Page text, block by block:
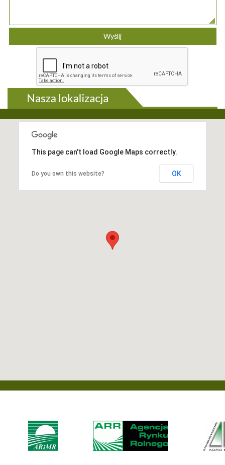
This page can't load Google Maps correctly.
Do you own this website? OK